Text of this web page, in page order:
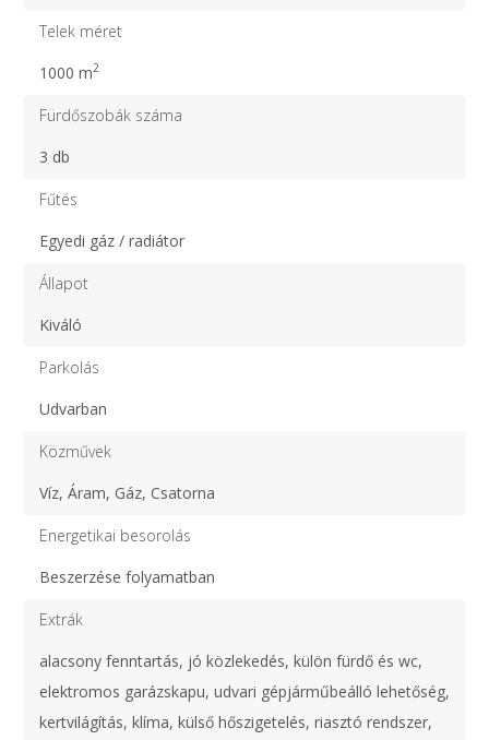
Telek méret
1000 m2
Fürdőszobák száma
3 db
Fűtés
Egyedi gáz / radiátor
Állapot
Kiváló
Parkolás
Udvarban
Közművek
Víz, Áram, Gáz, Csatorna
Energetikai besorolás
Beszerzése folyamatban
Extrák
alacsony fenntartás, jó közlekedés, külön fürdő és wc,
elektromos garázskapu, udvari gépjárműbeálló lehetőség,
kertvilágítás, klíma, külső hőszigetelés, riasztó rendszer,